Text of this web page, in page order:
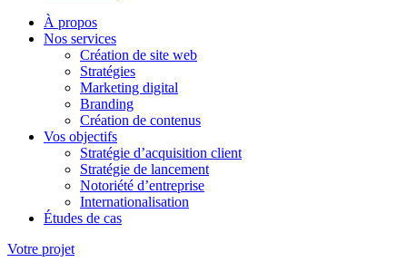
À propos
Nos services
Création de site web
Stratégies
Marketing digital
Branding
Création de contenus
Vos objectifs
Stratégie d’acquisition client
Stratégie de lancement
Notoriété d’entreprise
Internationalisation
Études de cas
Votre projet